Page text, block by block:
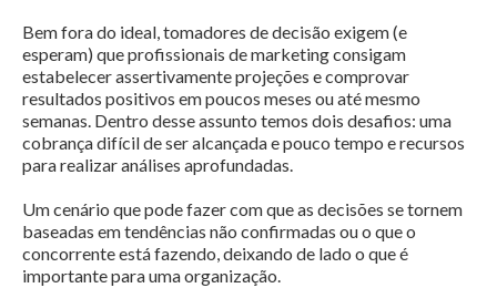
Bem fora do ideal, tomadores de decisão exigem (e
esperam) que profissionais de marketing consigam
estabelecer assertivamente projeções e comprovar
resultados positivos em poucos meses ou até mesmo
semanas. Dentro desse assunto temos dois desafios: uma
cobrança difícil de ser alcançada e pouco tempo e recursos
para realizar análises aprofundadas.
Um cenário que pode fazer com que as decisões se tornem
baseadas em tendências não confirmadas ou o que o
concorrente está fazendo, deixando de lado o que é
importante para uma organização.